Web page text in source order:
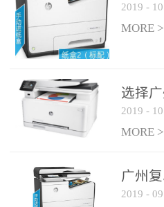
2019 - 10
MORE >
2019 - 10
MORE >
2019 - 09